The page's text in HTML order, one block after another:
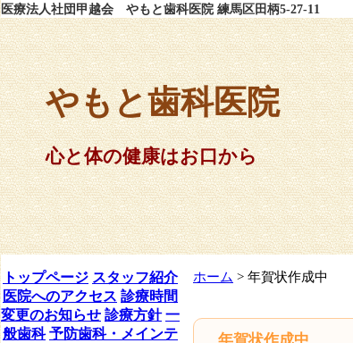
医療法人社団甲越会 やもと歯科医院 練馬区田柄5-27-11
やもと歯科医院
心と体の健康はお口から
トップページ スタッフ紹介
医院へのアクセス 診療時間
変更のお知らせ 診療方針 一
般歯科 予防歯科・メインテ
ホーム > 年賀状作成中